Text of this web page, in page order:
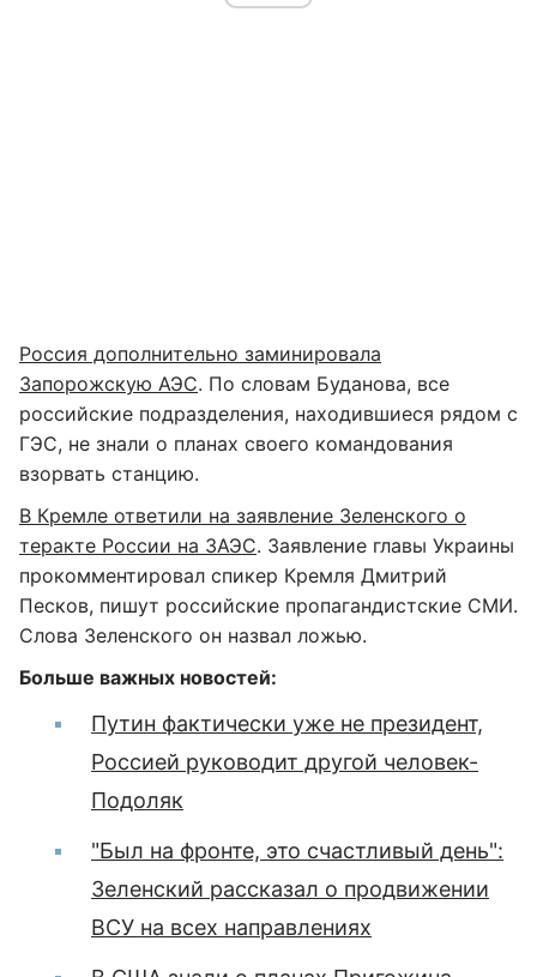
Россия дополнительно заминировала
Запорожскую АЭС. По словам Буданова, все
российские подразделения, находившиеся рядом с
ГЭС, не знали о планах своего командования
взорвать станцию.
В Кремле ответили на заявление Зеленского о
теракте России на ЗАЭС. Заявление главы Украины
прокомментировал спикер Кремля Дмитрий
Песков, пишут российские пропагандистские СМИ.
Слова Зеленского он назвал ложью.
Больше важных новостей:
Путин фактически уже не президент,
Россией руководит другой человек-
Подоляк
"Был на фронте, это счастливый день":
Зеленский рассказал о продвижении
ВСУ на всех направлениях